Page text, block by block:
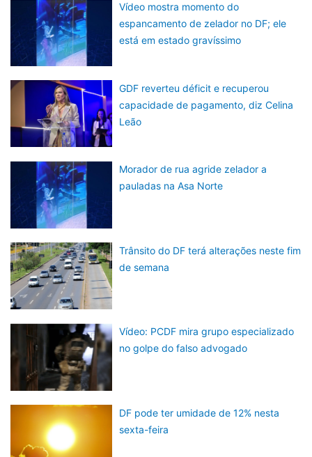
Vídeo mostra momento do
espancamento de zelador no DF; ele
está em estado gravíssimo
GDF reverteu déficit e recuperou
capacidade de pagamento, diz Celina
Leão
Morador de rua agride zelador a
pauladas na Asa Norte
Trânsito do DF terá alterações neste fim
de semana
Vídeo: PCDF mira grupo especializado
no golpe do falso advogado
DF pode ter umidade de 12% nesta
sexta-feira